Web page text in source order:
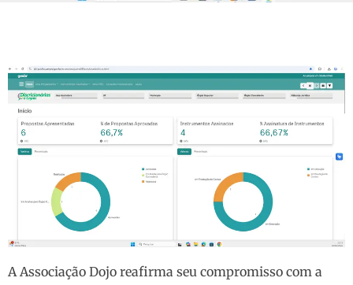
A Associação Dojo reafirma seu compromisso com a